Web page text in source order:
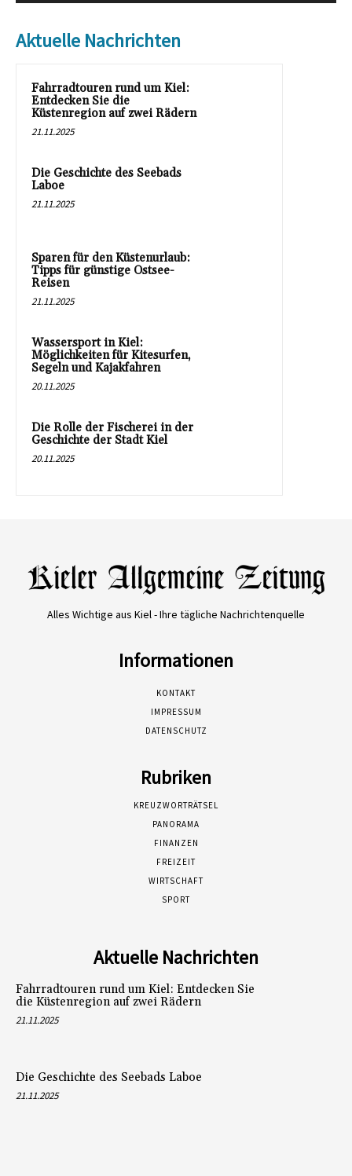
Aktuelle Nachrichten
Fahrradtouren rund um Kiel:
Entdecken Sie die
Küstenregion auf zwei Rädern
21.11.2025
Die Geschichte des Seebads
Laboe
21.11.2025
Sparen für den Küstenurlaub:
Tipps für günstige Ostsee-
Reisen
21.11.2025
Wassersport in Kiel:
Möglichkeiten für Kitesurfen,
Segeln und Kajakfahren
20.11.2025
Die Rolle der Fischerei in der
Geschichte der Stadt Kiel
20.11.2025
Alles Wichtige aus Kiel - Ihre tägliche Nachrichtenquelle
Informationen
KONTAKT
IMPRESSUM
DATENSCHUTZ
Rubriken
KREUZWORTRÄTSEL
PANORAMA
FINANZEN
FREIZEIT
WIRTSCHAFT
SPORT
Aktuelle Nachrichten
Fahrradtouren rund um Kiel: Entdecken Sie
die Küstenregion auf zwei Rädern
21.11.2025
Die Geschichte des Seebads Laboe
21.11.2025